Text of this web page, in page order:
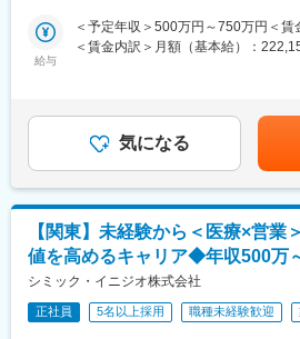
クトへアサイン予定です。グローバ
PJTに携わる事が出来ます。
◎医療機器営業
医師や医療機器を扱う医療従事者に
行います。販売だけでなく、実際使
ートやアフターフォローまで手掛け
を実感できる活動ができます。
◎MR（医薬情報担当者）
医師や薬剤師、看護師など医療従事
どの情報提供や情報収集を行います
け、日々最新情報を学習し医療の一
できます。
給与
＜予定年収＞500万円～750万円＜
＜賃金内訳＞月額（基本給）：
含む）＜昇給有無＞有＜残業手当＞
インセンティブあり賃金はあくまで
通じて上下する可能性があります。
表記です。
気になる
【関東】未経験から＜医療×営業
値を高めるキャリア◆年収500万
シミック・イニジオ株式会社
正社員 5名以上採用 職種未経験歓迎